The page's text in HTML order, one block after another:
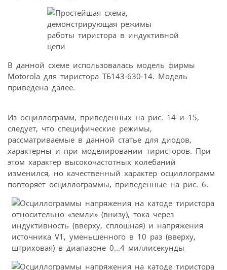
В данной схеме использовалась модель фирмы
Motorola для тиристора ТБ143-630-14. Модель
приведена далее.
Из осциллограмм, приведенных на рис. 14 и 15,
следует, что специфические режимы,
рассматриваемые в данной статье для диодов,
характерны и при моделировании тиристоров. При
этом характер высокочастотных колебаний
изменился, но качественный характер осциллограмм
повторяет осциллограммы, приведенные на рис. 6.